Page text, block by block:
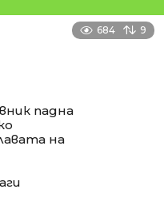
684 9
падна
на